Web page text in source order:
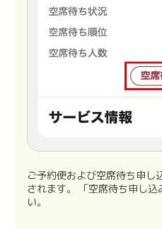
ご予約便および空席待ち申し
されます。 「空席待ち申し
い。